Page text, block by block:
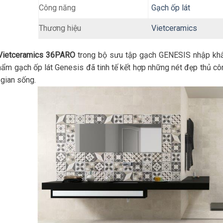
Công năng Gạch ốp lát
Thương hiệu Vietceramics
36PARO trong bộ sưu tập gạch GENESIS nhập
gạch ốp lát Genesis đã tinh tế kết hợp những nét đẹp thủ
sống.